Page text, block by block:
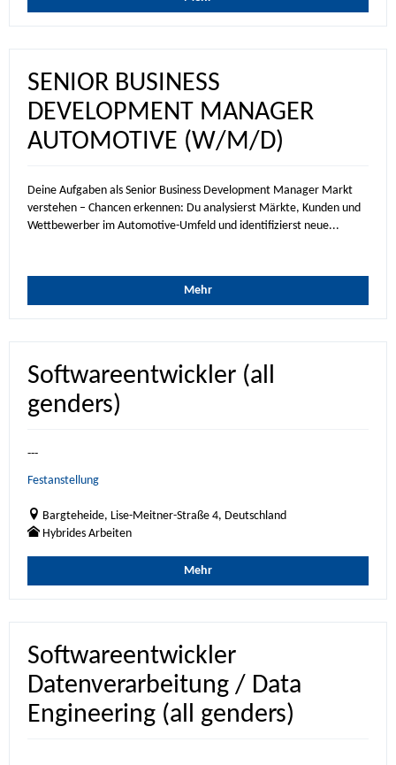
SENIOR BUSINESS
DEVELOPMENT MANAGER
AUTOMOTIVE (W/M/D)
Deine Aufgaben als Senior Business Development Manager Markt
verstehen – Chancen erkennen: Du analysierst Märkte, Kunden und
Wettbewerber im Automotive-Umfeld und identifizierst neue...
Mehr
Softwareentwickler (all
genders)
---
Festanstellung
Bargteheide, Lise-Meitner-Straße 4, Deutschland
Hybrides Arbeiten
Mehr
Softwareentwickler
Datenverarbeitung / Data
Engineering (all genders)